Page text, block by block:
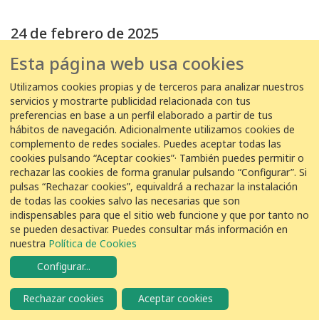
24 de febrero de 2025
24/02/2025 17:35:00
EDAR Olot -Pep - EDAR Olot
3Corneja Corvus corone
21 de febrero de 2025
21/02/2025 08:20:00
EDAR Olot -Pep - EDAR Olot
3Corneja Corvus corone
20 de febrero de 2025
20/02/2025 11:50:00
Esta página web usa cookies
Utilizamos cookies propias y de terceros para analizar nuestros
servicios y mostrarte publicidad relacionada con tus
preferencias en base a un perfil elaborado a partir de tus
hábitos de navegación. Adicionalmente utilizamos cookies de
complemento de redes sociales. Puedes aceptar todas las
cookies pulsando “Aceptar cookies”· También puedes permitir o
rechazar las cookies de forma granular pulsando “Configurar”. Si
pulsas “Rechazar cookies”, equivaldrá a rechazar la instalación
de todas las cookies salvo las necesarias que son
indispensables para que el sitio web funcione y que por tanto no
se pueden desactivar. Puedes consultar más información en
nuestra Política de Cookies
Configurar...
Rechazar cookies Aceptar cookies